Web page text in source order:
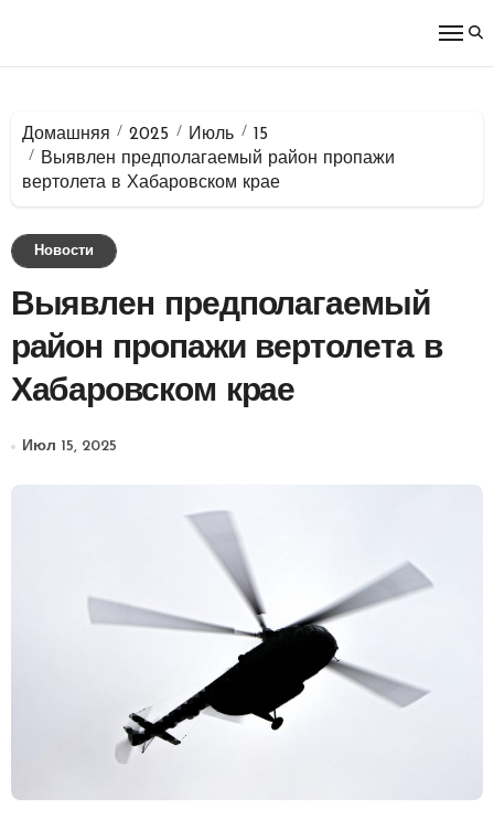
Домашняя 2025 Июль
15
Выявлен предполагаемый район пропажи
вертолета в Хабаровском крае
Новости
Выявлен предполагаемый
район пропажи вертолета в
Хабаровском крае
Июл 15, 2025